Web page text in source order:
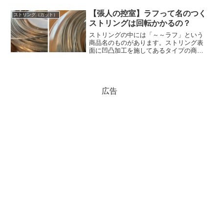
ます。
ストリング（ガット）
【張人の控室】ラフって名のつく
ストリングは回転かかるの？
ストリングの中には「～～ラフ」という
商品名のものがあります。ストリング表
面に凹凸加工を施してあるタイプの商品
といったあたり触れていきたいと思いま
広告